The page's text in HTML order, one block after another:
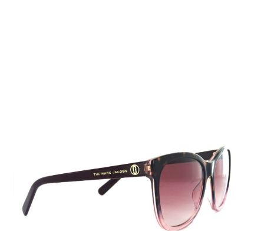
Menge